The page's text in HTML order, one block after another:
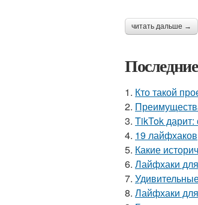
читать дальше →
1. Кто такой
2.
3. TikTok
4. 19
5. Какие
6. Лайфхаки
7.
8. Лайфхаки